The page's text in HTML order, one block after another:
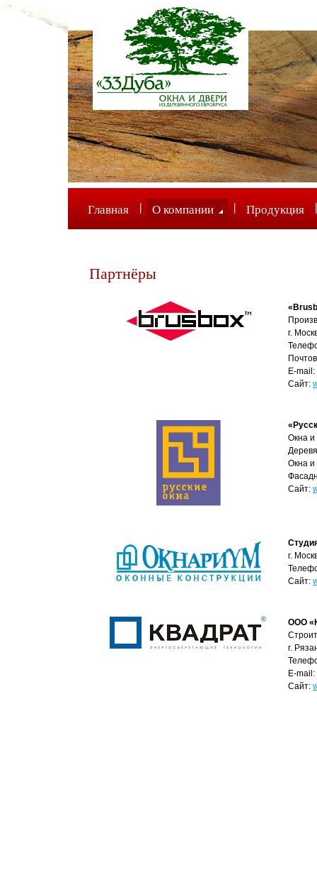
Главная | О компании | Продукция |
Партнёры
г.
E-mail:
Сайт:
Окна
Окна
Сайт:
г.
Сайт:
ООО
г.
E-mail:
Сайт: